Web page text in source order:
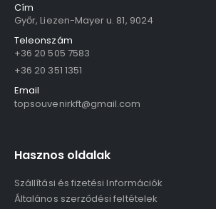
Cím
Győr, Liezen-Mayer u. 81, 9024
Teleonszám
+36 20 505 7583
+36 20 351 1351
Email
topsouvenirkft@gmail.com
Hasznos oldalak
Szállítási és fizetési Információk
Általános szerződési feltételek